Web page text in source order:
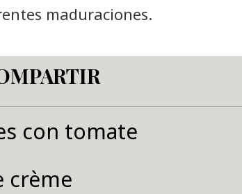
maduraciones.
con tomate
crème